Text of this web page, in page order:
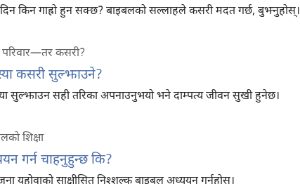
दिन किन गाह्रो हुन सक्छ? बाइबलको सल्लाहले कसरी मदत गर्छ, बुझ्नुहोस्‌।
कसरी?
कसरी सुल्झाउने?
सुल्झाउन सही तरिका अपनाउनुभयो भने दाम्पत्य जीवन सुखी हुनेछ।
शिक्षा
गर्न चाहनुहुन्छ कि?